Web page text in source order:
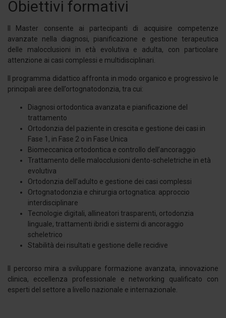
Obiettivi formativi
Il Master consente ai partecipanti di acquisire competenze
avanzate nella diagnosi, pianificazione e gestione terapeutica
delle malocclusioni in età evolutiva e adulta, con particolare
attenzione ai casi complessi e multidisciplinari.
Il programma didattico affronta in modo organico e progressivo le
principali aree dell’ortognatodonzia, tra cui:
Diagnosi ortodontica avanzata e pianificazione del
trattamento
Ortodonzia del paziente in crescita e gestione dei casi in
Fase 1, in Fase 2 o in Fase Unica
Biomeccanica ortodontica e controllo dell’ancoraggio
Trattamento delle malocclusioni dento-scheletriche in età
evolutiva
Ortodonzia dell’adulto e gestione dei casi complessi
Ortognatodonzia e chirurgia ortognatica: approccio
interdisciplinare
Tecnologie digitali, allineatori trasparenti, ortodonzia
linguale, trattamenti ibridi e sistemi di ancoraggio
scheletrico
Stabilità dei risultati e gestione delle recidive
Il percorso mira a sviluppare formazione avanzata, innovazione
clinica, eccellenza professionale e networking qualificato con
esperti del settore a livello nazionale e internazionale.